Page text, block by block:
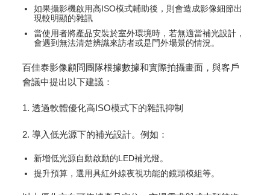
如果攝影機啟用高ISO模式輔助後，則會造成影像細節出
現較明顯的雜訊
當使用者將產品安裝於室外環境時，若無適當補光設計，
會遇到無法清楚辨識來訪者或是門外場景的情況。
百佳泰影像顧問團隊根據數據和實際拍攝畫面，與客戶
會議中提出以下建議：
1. 透過軟體優化高ISO模式下的雜訊抑制
2. 導入低光源下的補光設計。例如：
新增低光源自動啟動的LED補光燈。
提升預算，選用具紅外線夜視功能的鏡頭模組等。